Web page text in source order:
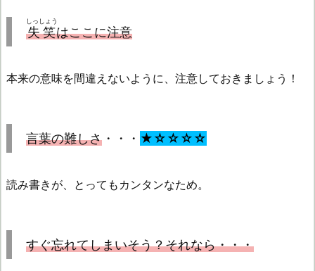
失笑
しっしょう
はここに注意
本来の意味を間違えないように、注意しておきましょう！
言葉の難しさ ・・・ ★☆☆☆☆
読み書きが、とってもカンタンなため。
すぐ忘れてしまいそう？それなら・・・